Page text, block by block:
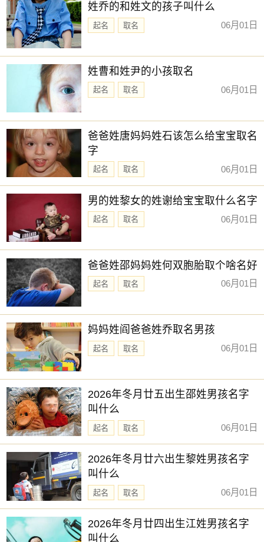
姓乔的和姓文的孩子叫什么
起名 取名 06月01日
姓曹和姓尹的小孩取名
起名 取名 06月01日
爸爸姓唐妈妈姓石该怎么给宝宝取名
字
起名 取名 06月01日
男的姓黎女的姓谢给宝宝取什么名字
起名 取名 06月01日
爸爸姓邵妈妈姓何双胞胎取个啥名好
起名 取名 06月01日
妈妈姓阎爸爸姓乔取名男孩
起名 取名 06月01日
2026年冬月廿五出生邵姓男孩名字
叫什么
起名 取名 06月01日
2026年冬月廿六出生黎姓男孩名字
叫什么
起名 取名 06月01日
2026年冬月廿四出生江姓男孩名字
叫什么